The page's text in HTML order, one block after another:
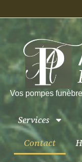
Vos pompes
Services
Contact